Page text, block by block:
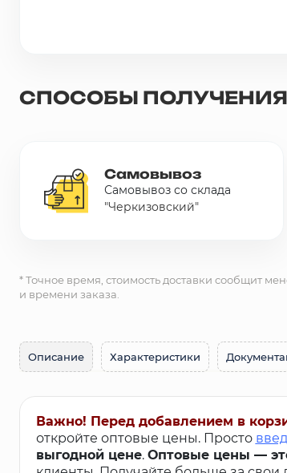
СПОСОБЫ ПОЛУЧЕНИЯ
Самовывоз
Самовывоз со склада
"Черкизовский"
* Точное время, стоимость доставки сообщит
и времени заказа.
Описание Характеристики
Важно! Перед добавлением в
откройте оптовые цены. Просто
выгодной цене. Оптовые цены —